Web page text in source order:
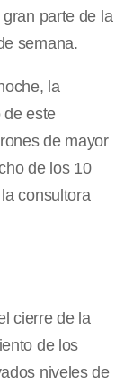
parte de la
semana.
la
de este
de mayor
de los 10
consultora
cierre de la
de los
niveles de